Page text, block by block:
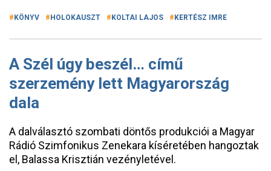
KÖNYV HOLOKAUSZT KOLTAI LAJOS KERTÉSZ IMRE
A Szél úgy beszél… című
szerzemény lett Magyarország
dala
A dalválasztó szombati döntős produkciói a Magyar
Rádió Szimfonikus Zenekara kíséretében hangoztak
el, Balassa Krisztián vezényletével.